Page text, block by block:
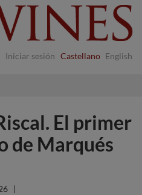
Iniciar sesión Castellano English
El primer
de Marqués
|